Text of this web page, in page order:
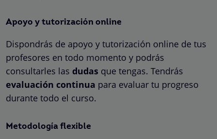
Apoyo y tutorización online
Dispondrás de apoyo y tutorización online de tus
profesores en todo momento y podrás
consultarles las dudas que tengas. Tendrás
evaluación continua para evaluar tu progreso
durante todo el curso.
Metodología flexible